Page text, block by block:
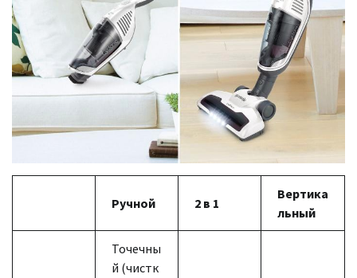
Ручной 2 в 1
Вертика
льный
Точечны
й (чистк